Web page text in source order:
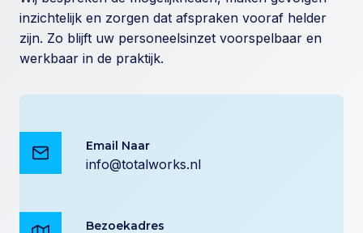
inzichtelijk en zorgen dat afspraken vooraf helder
zijn. Zo blijft uw personeelsinzet voorspelbaar en
werkbaar in de praktijk.
Email Naar
info@totalworks.nl
Bezoekadres